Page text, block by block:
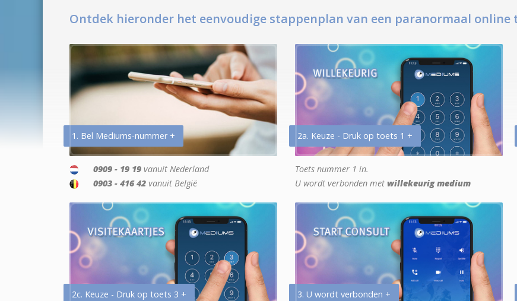
Ontdek hieronder het eenvoudige stappenplan van een paranormaal online
1. Bel Mediums-nummer +
0909 - 19 19 vanuit Nederland
0903 - 416 42 vanuit België
2a. Keuze - Druk op toets 1 +
Toets nummer 1 in.
U wordt verbonden met willekeurig medium
2c. Keuze - Druk op toets 3 + 3. U wordt verbonden +